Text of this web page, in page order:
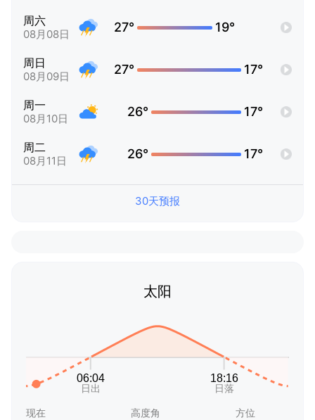
周六
08月08日 27° 19°
周日
08月09日 27° 17°
周一
08月10日 26° 17°
周二
08月11日 26° 17°
30天预报
太阳
现在 高度角 方位